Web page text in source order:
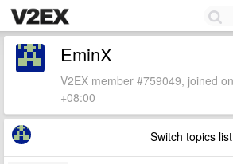
EminX
V2EX member #759049, joined
+08:00
Switch topics list